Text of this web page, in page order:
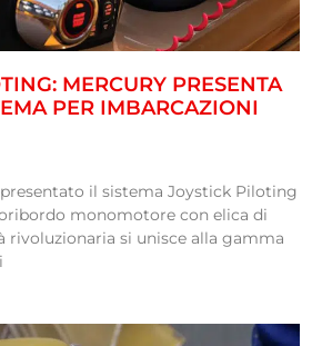
MERCURY PRESENTA
PER IMBARCAZIONI
il sistema Joystick Piloting
monomotore con elica di
rivoluzionaria si unisce alla gamma